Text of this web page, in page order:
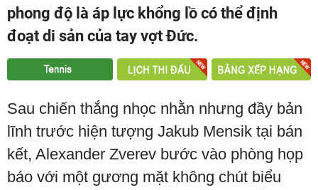
phong độ là áp lực khổng lồ có thể định
đoạt di sản của tay vợt Đức.
Sau chiến thắng nhọc nhằn nhưng đầy bản
lĩnh trước hiện tượng Jakub Mensik tại bán
kết, Alexander Zverev bước vào phòng họp
báo với một gương mặt không chút biểu